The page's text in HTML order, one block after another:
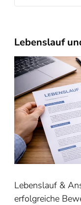
Lebenslauf
Lebenslauf &
erfolgreiche